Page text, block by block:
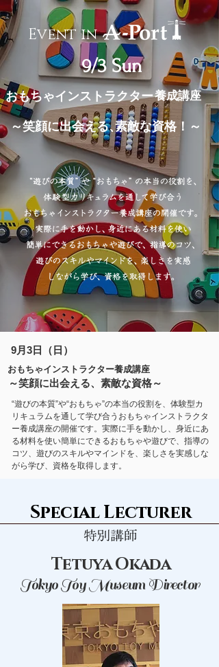
Event in
9/3 Sun
おもちゃインストラクター養成講座
～笑顔に出会える、素敵な資格！～
9月3 日（日）
おもちゃインストラクター養成講座
～笑顔に出会える、素敵な資格～
“遊びの本質”や“おもちゃ”の本当の役割を、体験型カ
リキュラムを通して学び合うおもちゃインストラクタ
ー養成講座の開催です。実際に手を動かし、身近にあ
る材料を使い簡単にできるおもちゃや遊びで、指導の
コツ、遊びのスキルやマインドを、楽しさを実感しな
がら学び、資格を取得します。
Special Lecturer
Tetuya Okada
Tokyo Toy Museum Director